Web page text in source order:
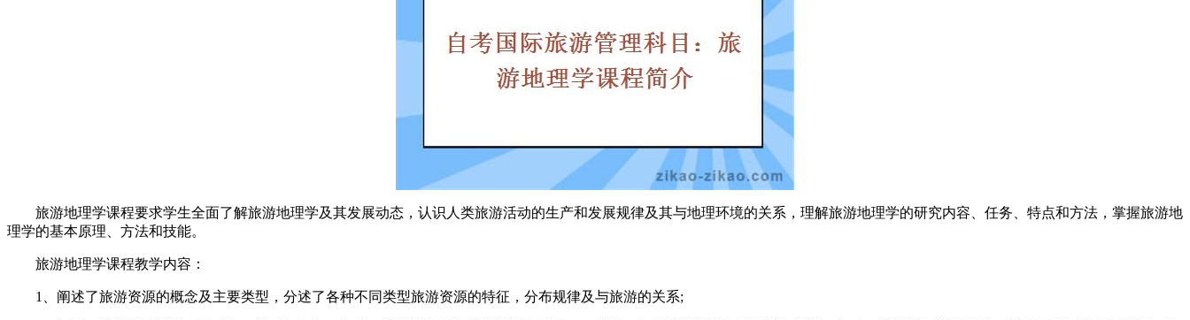
旅游地理学课程要求学生全面了解旅游地理学及其发展动态，认识人类旅游活动的生产和发展规律及其与地理环境的关系，理解旅游地理学的研究内容、任务、特点和方法，掌握旅游地
理学的基本原理、方法和技能。
旅游地理学课程教学内容：
1、阐述了旅游资源的概念及主要类型，分述了各种不同类型旅游资源的特征，分布规律及与旅游的关系;